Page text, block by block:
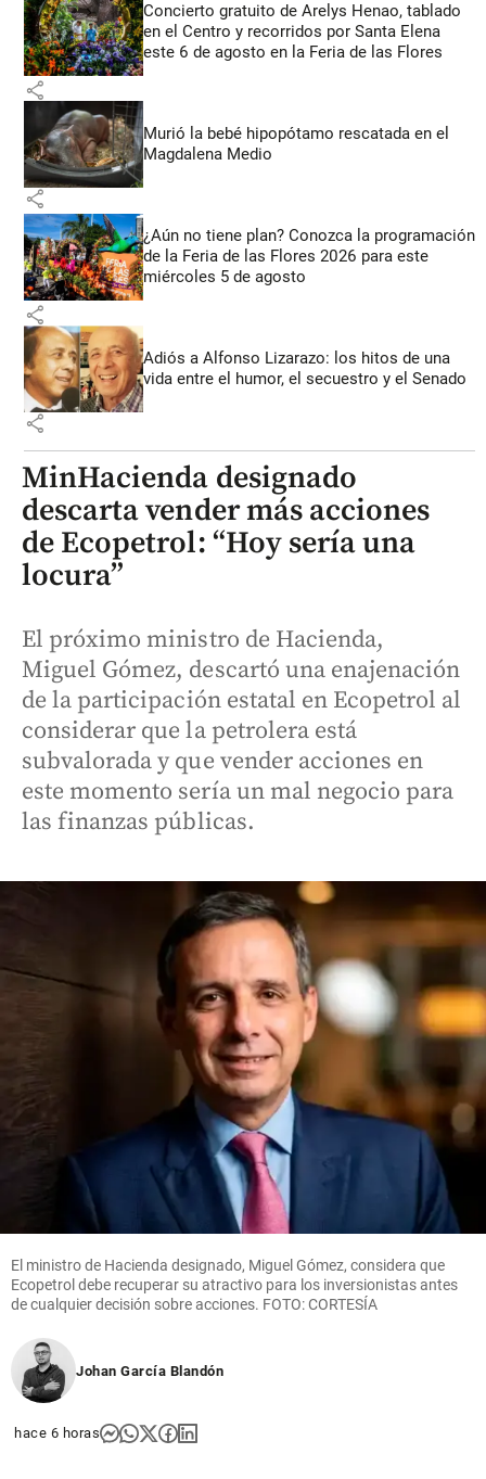
Concierto gratuito de Arelys Henao, tablado
en el Centro y recorridos por Santa Elena
este 6 de agosto en la Feria de las Flores
share
Murió la bebé hipopótamo rescatada en el
Magdalena Medio
share
¿Aún no tiene plan? Conozca la programación
de la Feria de las Flores 2026 para este
miércoles 5 de agosto
share
Adiós a Alfonso Lizarazo: los hitos de una
vida entre el humor, el secuestro y el Senado
share
MinHacienda designado
descarta vender más acciones
de Ecopetrol: “Hoy sería una
locura”
El próximo ministro de Hacienda,
Miguel Gómez, descartó una enajenación
de la participación estatal en Ecopetrol al
considerar que la petrolera está
subvalorada y que vender acciones en
este momento sería un mal negocio para
las finanzas públicas.
El ministro de Hacienda designado, Miguel Gómez, considera que
Ecopetrol debe recuperar su atractivo para los inversionistas antes
de cualquier decisión sobre acciones. FOTO: CORTESÍA
Johan García Blandón
hace 6 horas